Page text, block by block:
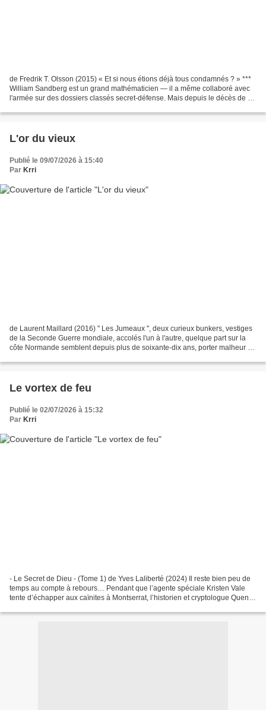
de Fredrik T. Olsson (2015) « Et si nous étions déjà tous condamnés ? » ***
William Sandberg est un grand mathématicien — il a même collaboré avec
l'armée sur des dossiers classés secret-défense. Mais depuis le décès de sa
L'or du vieux
Publié le 09/07/2026 à 15:40
Par Krri
de Laurent Maillard (2016) " Les Jumeaux ", deux curieux bunkers, vestiges
de la Seconde Guerre mondiale, accolés l'un à l'autre, quelque part sur la
côte Normande semblent depuis plus de soixante-dix ans, porter malheur à
Le vortex de feu
Publié le 02/07/2026 à 15:32
Par Krri
- Le Secret de Dieu - (Tome 1) de Yves Laliberté (2024) Il reste bien peu de
temps au compte à rebours… Pendant que l’agente spéciale Kristen Vale
tente d’échapper aux caïnites à Montserrat, l’historien et cryptologue Quentin